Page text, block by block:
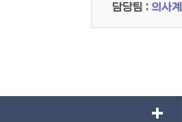
담당팀 : 의사계